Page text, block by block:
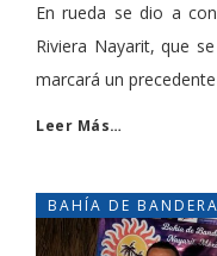
En rueda se dio a
Riviera Nayarit, que
marcará un
Leer Más…
BAHÍA DE